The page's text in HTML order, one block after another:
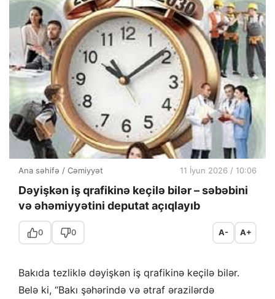
Ana səhifə / Cəmiyyət 11 İyun 2026 / 10:06
Dəyişkən iş qrafikinə keçilə bilər – səbəbini
və əhəmiyyətini deputat açıqlayıb
0 0 A- A+
Bakıda tezliklə dəyişkən iş qrafikinə keçilə bilər.
Belə ki, “Bakı şəhərində və ətraf ərazilərdə